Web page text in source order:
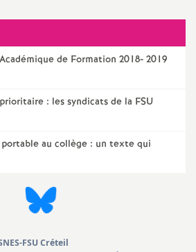
n
s
d
de Formation 2018- 2019
: les syndicats de la FSU
au collège : un texte qui